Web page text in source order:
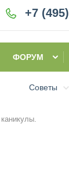
+7 (495)
ФОРУМ
Советы